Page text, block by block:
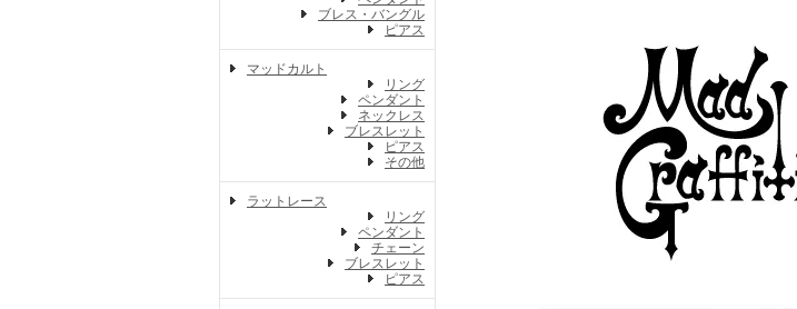
ブレス・バングル
ピアス
マッドカルト
リング
ペンダント
ネックレス
ブレスレット
ピアス
その他
ラットレース
リング
ペンダント
チェーン
ブレスレット
ピアス